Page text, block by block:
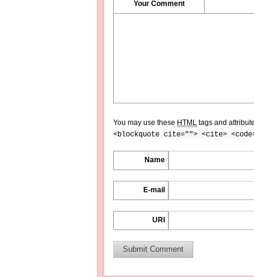
Your Comment
You may use these HTML tags and
<blockquote cite=""> <cite>
Name
E-mail
URI